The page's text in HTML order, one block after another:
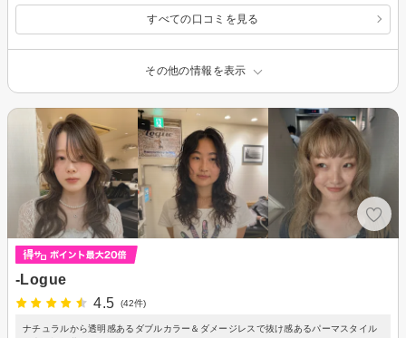
すべての口コミを見る
その他の情報を表示
-Logue
4.5
(42件)
ナチュラルから透明感あるダブルカラー＆ダメージレスで抜け感あるパーマスタイル